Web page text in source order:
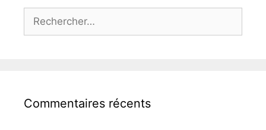
Commentaires récents